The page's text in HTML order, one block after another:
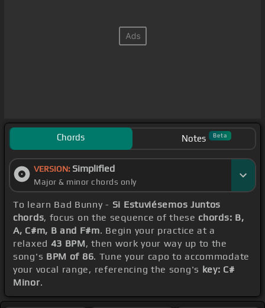
Chords Notes Beta
VERSION: Simplified
Major & minor chords only
To learn Bad Bunny - Si Estuviésemos Juntos
chords, focus on the sequence of these chords: B,
A, C#m, B and F#m. Begin your practice at a
relaxed 43 BPM, then work your way up to the
song's BPM of 86. Tune your capo to accommodate
your vocal range, referencing the song's key: C#
Minor.